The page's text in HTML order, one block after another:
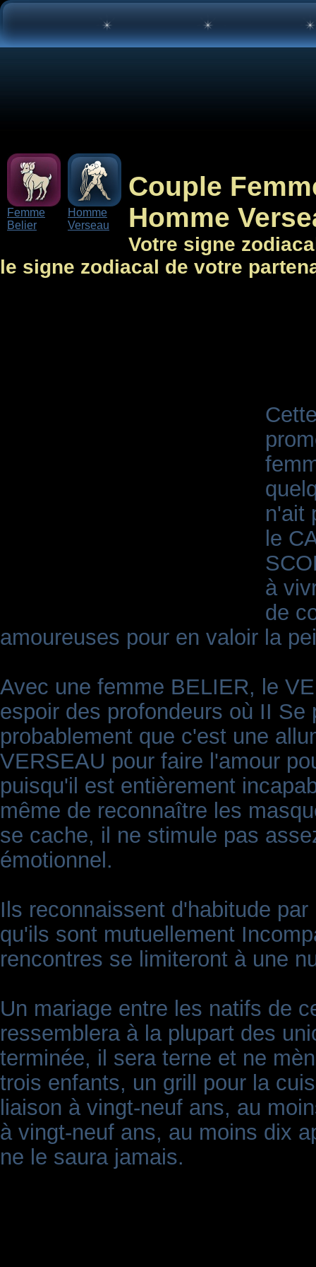
Femme
Belier
Homme
Verseau
Couple
Homme
Votre signe
le signe zodiacal de votre
n'ait
le
à
de
amoureuses pour en valoir la
Avec une femme BELIER, le
espoir des profondeurs où II
probablement que c'est une
VERSEAU pour faire l'amour
puisqu'il est entièrement
même de reconnaître les
se cache, il ne stimule pas
émotionnel.
Ils reconnaissent d'habitude
qu'ils sont mutuellement
rencontres se limiteront à une
Un mariage entre les natifs de
ressemblera à la plupart des
terminée, il sera terne et ne
trois enfants, un grill pour la
liaison à vingt-neuf ans, au
à vingt-neuf ans, au moins dix
ne le saura jamais.